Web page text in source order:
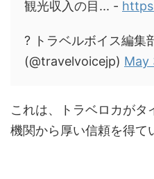
観光収入の目... -
? トラベルボイス編集
(@travelvoicejp) May
これは、トラベロカが
機関から厚い信頼を得て